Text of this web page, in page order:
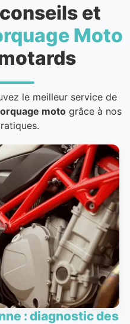
et
Moto
le meilleur service de
motogrâce à nos
: diagnostic des